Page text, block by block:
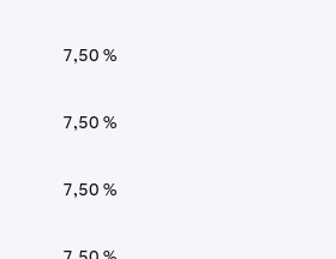
7,50 %
7,50 %
7,50 %